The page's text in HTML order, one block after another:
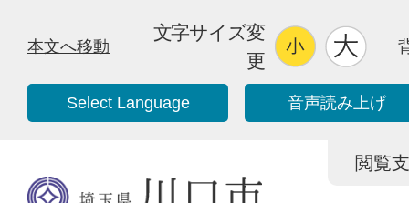
本文へ移動
文字サイズ変
更
Select Language 音声読み上げ
閲覧